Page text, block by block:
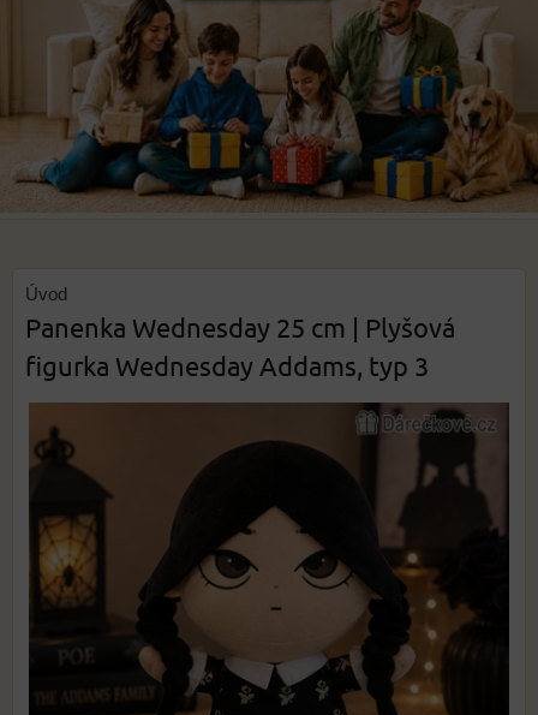
Úvod
Panenka Wednesday 25 cm | Plyšová
figurka Wednesday Addams, typ 3